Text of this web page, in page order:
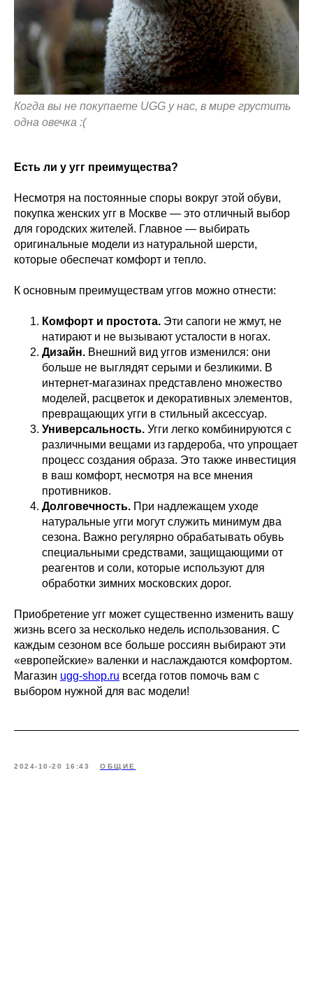
Когда вы не покупаете UGG у нас, в мире грустить
одна овечка :(
Есть ли у угг преимущества?
Несмотря на постоянные споры вокруг этой обуви,
покупка женских угг в Москве — это отличный выбор
для городских жителей. Главное — выбирать
оригинальные модели из натуральной шерсти,
которые обеспечат комфорт и тепло.
К основным преимуществам уггов можно отнести:
Комфорт и простота. Эти сапоги не жмут, не
натирают и не вызывают усталости в ногах.
Дизайн. Внешний вид уггов изменился: они
больше не выглядят серыми и безликими. В
интернет-магазинах представлено множество
моделей, расцветок и декоративных элементов,
превращающих угги в стильный аксессуар.
Универсальность. Угги легко комбинируются с
различными вещами из гардероба, что упрощает
процесс создания образа. Это также инвестиция
в ваш комфорт, несмотря на все мнения
противников.
Долговечность. При надлежащем уходе
натуральные угги могут служить минимум два
сезона. Важно регулярно обрабатывать обувь
специальными средствами, защищающими от
реагентов и соли, которые используют для
обработки зимних московских дорог.
Приобретение угг может существенно изменить вашу
жизнь всего за несколько недель использования. С
каждым сезоном все больше россиян выбирают эти
«европейские» валенки и наслаждаются комфортом.
Магазин ugg-shop.ru всегда готов помочь вам с
выбором нужной для вас модели!
2024-10-20 16:43 ОБЩИЕ